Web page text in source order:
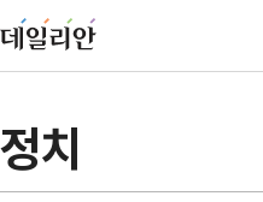
정치